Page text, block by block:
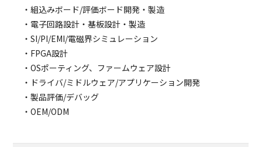
・組込みボード/評価ボード開発・製造
・電子回路設計・基板設計・製造
・SI/PI/EMI/電磁界シミュレーション
・FPGA設計
・OSポーティング、ファームウェア設計
・ドライバ/ミドルウェア/アプリケーション開発
・製品評価/デバッグ
・OEM/ODM